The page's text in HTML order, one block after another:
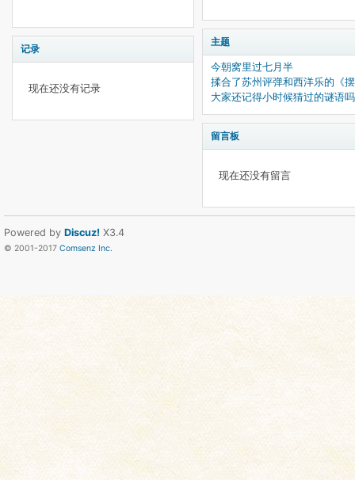
记录
现在还没有记录
主题
今朝窝里过七月半
揉合了苏州评弹和西洋乐的《
大家还记得小时候猜过的谜语
留言板
现在还没有留言
Powered by Discuz! X3.4
© 2001-2017 Comsenz Inc.